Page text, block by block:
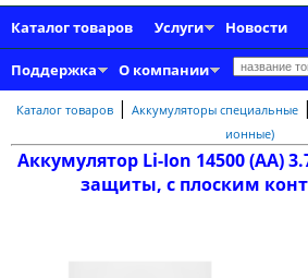
Каталог товаров Услуги Новости
Поддержка О компании
Каталог товаров | Аккумуляторы специальные |
ионные)
Аккумулятор Li-Ion 14500 (AA)
защиты, с плоским